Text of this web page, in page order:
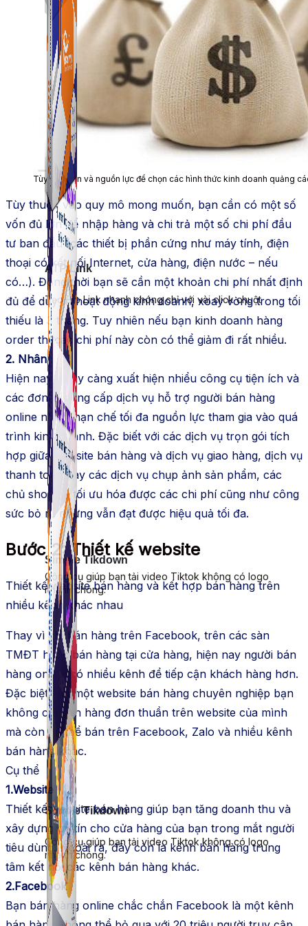
ATP Link
Tạo Bio Link nhanh chóng chỉ với vài click chuột
Simple Tikdown
Công cụ giúp bạn tải video Tiktok không có logo
nhanh chóng.
ATP Link
Tạo Bio Link nhanh chóng chỉ với vài click chuột
Simple Tikdown
Công cụ giúp bạn tải video Tiktok không có logo
nhanh chóng.
Tùy vào vốn và nguồn lực để chọn các hình thức kinh doanh quảng
Tùy thuộc vào quy mô mong muốn, bạn cần có một số
vốn đủ lớn để nhập hàng và chi trả một số chi phí đầu
tư ban đầu (các thiết bị phần cứng như máy tính, điện
thoại có kết nối Internet, cửa hàng, điện nước – nếu
có…). Đồng thời bạn sẽ cần một khoản chi phí nhất định
đủ để duy trì hoạt động kinh doanh, xoay vòng trong tối
thiếu là 3 tháng. Tuy nhiên nếu bạn kinh doanh hàng
order thì các chi phí này còn có thể giảm đi rất nhiều.
2. Nhân lực
Hiện nay, ngày càng xuất hiện nhiểu công cụ tiện ích và
các đơn vị cung cấp dịch vụ hỗ trợ người bán hàng
online nhằm hạn chế tối đa nguồn lực tham gia vào quá
trình kinh doanh. Đặc biết với các dịch vụ trọn gói tích
hợp giữa website bán hàng và dịch vụ giao hàng, dịch vụ
thanh toán hay các dịch vụ chụp ảnh sản phẩm, các
chủ shop sẽ tối ưu hóa được các chi phí cũng như công
sức bỏ ra nhưng vẫn đạt được hiệu quả tối đa.
Bước 2: Thiết kế website
Thiết kế website bán hàng và kết hợp bán hàng trên
nhiều kênh khác nhau
Thay vì chỉ bán hàng trên Facebook, trên các sàn
TMĐT hoặc bán hàng tại cửa hàng, hiện nay người bán
hàng online có nhiều kênh để tiếp cận khách hàng hơn.
Đặc biệt, với một website bán hàng chuyên nghiệp bạn
không chỉ bán hàng đơn thuần trên website của mình
mà còn có thể bán trên Facebook, Zalo và nhiều kênh
bán hàng khác.
Cụ thể
1.Website
Thiết kế website bán hàng giúp bạn tăng doanh thu và
xây dựng uy tín cho cửa hàng của bạn trong mắt người
tiêu dùng. Ngoài ra, đây còn là kênh bán hàng trung
tâm kết nối các kênh bán hàng khác.
2.Facebook
Bạn bán hàng online chắc chắn Facebook là một kênh